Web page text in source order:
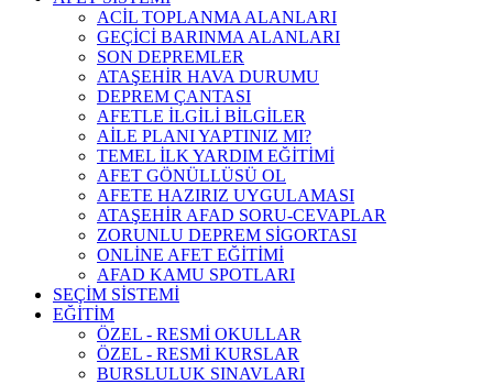
ACİL TOPLANMA ALANLARI
GEÇİCİ BARINMA ALANLARI
SON DEPREMLER
ATAŞEHİR HAVA DURUMU
DEPREM ÇANTASI
AFETLE İLGİLİ BİLGİLER
AİLE PLANI YAPTINIZ MI?
TEMEL İLK YARDIM EĞİTİMİ
AFET GÖNÜLLÜSÜ OL
AFETE HAZIRIZ UYGULAMASI
ATAŞEHİR AFAD SORU-CEVAPLAR
ZORUNLU DEPREM SİGORTASI
ONLİNE AFET EĞİTİMİ
AFAD KAMU SPOTLARI
SEÇİM SİSTEMİ
EĞİTİM
ÖZEL - RESMİ OKULLAR
ÖZEL - RESMİ KURSLAR
BURSLULUK SINAVLARI